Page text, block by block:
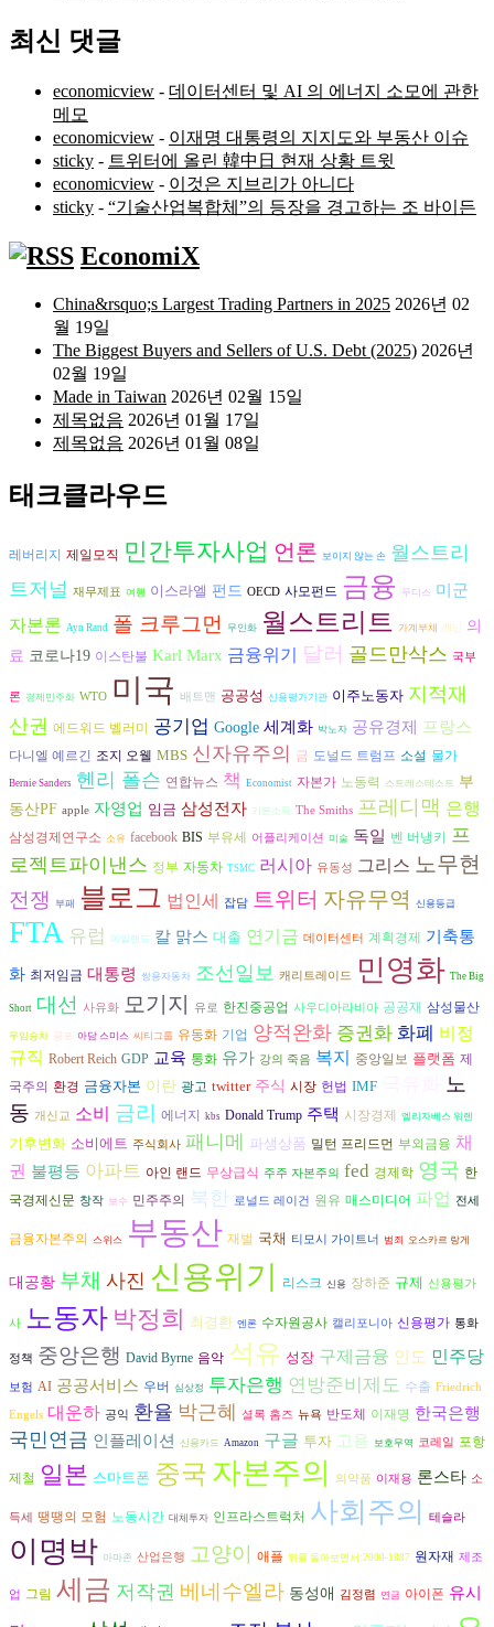
최신 댓글
economicview - 데이터센터 및 AI 의 에너지 소모에 관한
메모
economicview - 이재명 대통령의 지지도와 부동산 이슈
sticky - 트위터에 올린 韓中日 현재 상황 트윗
economicview - 이것은 지브리가 아니다
sticky - “기술산업복합체”의 등장을 경고하는 조 바이든
EconomiX
China&rsquo;s Largest Trading Partners in 2025 2026년 02
월 19일
The Biggest Buyers and Sellers of U.S. Debt (2025) 2026년
02월 19일
Made in Taiwan 2026년 02월 15일
제목없음 2026년 01월 17일
제목없음 2026년 01월 08일
태크클라우드
레버리지 제일모직 민간투자사업 언론 보이지 않는 손 월스트리
트저널
재무제표 여행 이스라엘 펀드 OECD 사모펀드 금융 무디스 미군
자본론 Ayn Rand 폴 크루그먼 무인화 월스트리트 가계부채 레닌 의
료 코로나19 이스탄불 Karl Marx 금융위기 달러 골드만삭스 국부
론 경제민주화 WTO 미국 배트맨 공공성 신용평가기관 이주노동자 지적재
산권 에드워드 벨러미 공기업 Google 세계화 박노자 공유경제 프랑스
다니엘 예르긴 조지 오웰 MBS 신자유주의 금 도널드 트럼프 소설 물가
Bernie Sanders 헨리 폴슨 연합뉴스 책 Economist 자본가 노동력 스트레스테스트 부
동산PF apple 자영업 임금 삼성전자 기본소득 The Smiths 프레디맥 은행
삼성경제연구소 소유 facebook BIS 부유세 어플리케이션 미술 독일 벤 버냉키
프
로젝트파이낸스 정부 자동차 TSMC 러시아 유동성 그리스 노무현
전쟁 부패 블로그 법인세 잡담 트위터 자유무역 신용등급
FTA 유럽 아일랜드 칼 맑스 대출 연기금 데이터센터 계획경제
기축통
화 최저임금 대통령 쌍용자동차 조선일보 캐리트레이드 민영화 The Big
Short 대선 사유화 모기지 유로 한진중공업 사우디아라비아 공공재 삼성물산
무임승차 공포 아담 스미스 씨티그룹 유동화 기업 양적완화 증권화 화폐 비정
규직 Robert Reich GDP 교육 통화 유가 강의 죽음 복지 중앙일보 플랫폼 제
국주의 환경 금융자본 이란 광고 twitter 주식 시장 헌법 IMF
노
동 개신교 소비 금리 에너지 kbs Donald Trump 주택 시장경제 엘리자베스 워렌
기후변화 소비에트 주식회사 패니메 파생상품 밀턴 프리드먼 부외금융 채
권 불평등 아파트 아인 랜드 무상급식 주주 자본주의 fed 경제학 영국 한
국경제신문 창작 보수 민주주의 북한 로널드 레이건 원유 매스미디어 파업 전세
금융자본주의 스위스 부동산 재벌 국채 티모시 가이트너 범죄 오스카르 랑게
대공황 부채 사진 신용위기 리스크 신용 장하준 규제 신용평가
사 노동자 박정희 최경환 엔론 수자원공사 캘리포니아 신용평가 통화
정책 중앙은행 David Byrne 음악 석유 성장 구제금융 인도 민주당
보험 AI 공공서비스 우버 심상정 투자은행 연방준비제도 수출 Friedrich
Engels 대운하 공익 환율 박근혜 셜록 홈즈 뉴욕 반도체 이재명 한국은행
국민연금 인플레이션 신용카드 Amazon 구글 투자 고용 보호무역 코레일 포항
제철 일본 스마트폰 중국 자본주의 의약품 이재용 론스타 소
득세 땡땡의 모험 노동시간 대체투자 인프라스트럭처 사회주의 테슬라
이명박 아마존 산업은행 고양이 애플 뒤를 돌아보면서:2000-1887 원자재 제조
업 그림 세금 저작권 베네수엘라 동성애 김정렴 연금 아이폰 유시